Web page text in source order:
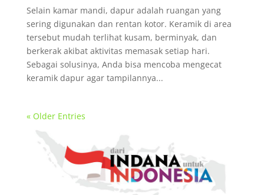
Selain kamar mandi, dapur adalah ruangan yang
sering digunakan dan rentan kotor. Keramik di area
tersebut mudah terlihat kusam, berminyak, dan
berkerak akibat aktivitas memasak setiap hari.
Sebagai solusinya, Anda bisa mencoba mengecat
keramik dapur agar tampilannya...
« Older Entries